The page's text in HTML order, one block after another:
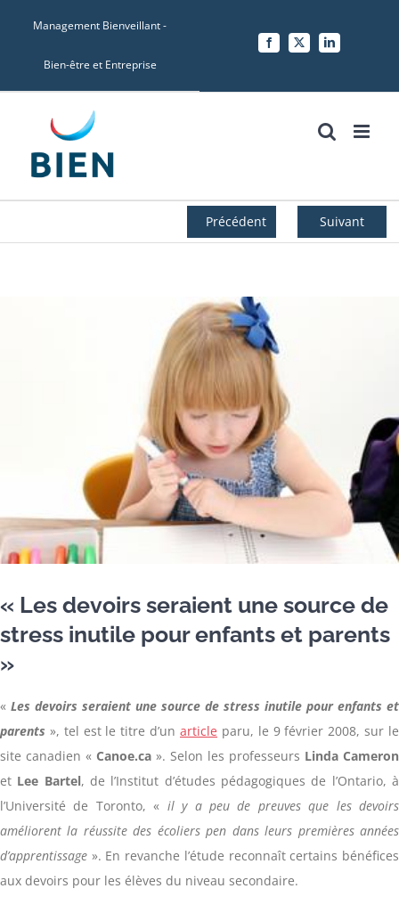
Management Bienveillant -
Bien-être et Entreprise
Facebook
X LinkedIn
Précédent Suivant
« Les devoirs seraient une source de
stress inutile pour enfants et parents
»
« Les devoirs seraient une source de stress inutile pour enfants et
parents », tel est le titre d’un article paru, le 9 février 2008, sur le
site canadien « Canoe.ca ». Selon les professeurs Linda Cameron
et Lee Bartel, de l’Institut d’études pédagogiques de l’Ontario, à
l’Université de Toronto, « il y a peu de preuves que les devoirs
améliorent la réussite des écoliers pen dans leurs premières années
d’apprentissage ». En revanche l’étude reconnaît certains bénéfices
aux devoirs pour les élèves du niveau secondaire.